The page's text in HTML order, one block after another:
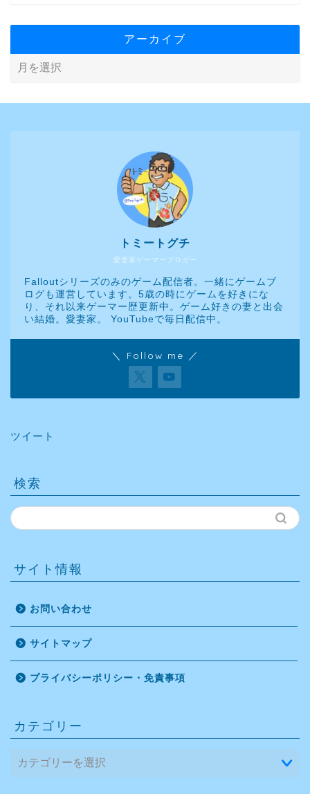
アーカイブ
愛妻家ゲーマーブロガー
トミートグチ
Falloutシリーズのみのゲーム配信者。一緒にゲームブ
ログも運営しています。5歳の時にゲームを好きにな
り、それ以来ゲーマー歴更新中。ゲーム好きの妻と出会
い結婚。愛妻家。 YouTubeで毎日配信中。
＼ Follow me ／
ツイート
検索
サイト情報
お問い合わせ
サイトマップ
プライバシーポリシー・免責事項
カテゴリー